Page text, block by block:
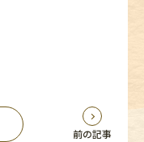
前の記事